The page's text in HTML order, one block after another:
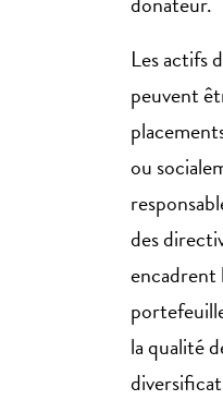
Les actifs
peuvent
ou
des
encadrent
la qualité